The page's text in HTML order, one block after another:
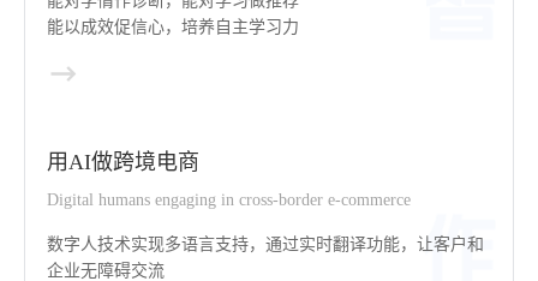
能以成效促信心，培养自主学习力
用AI做跨境电商
Digital humans engaging in cross-border e-commerce
数字人技术实现多语言支持，通过实时翻译功能，让客户和
企业无障碍交流